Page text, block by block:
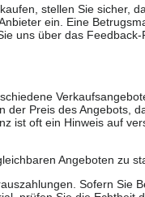
stellen Sie sicher,
ein. Eine
uns über das
Preis des Angebots,
ist oft ein Hinweis auf
Angeboten zu
Sofern Sie